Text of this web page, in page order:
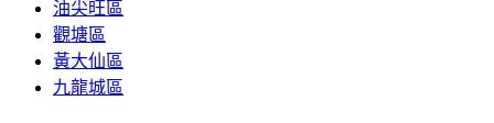
油尖旺區
觀塘區
黃大仙區
九龍城區